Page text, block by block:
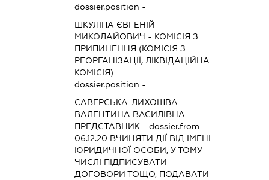
dossier.position -
ШКУЛІПА ЄВГЕНІЙ
МИКОЛАЙОВИЧ - КОМІСІЯ З
ПРИПИНЕННЯ (КОМІСІЯ З
РЕОРГАНІЗАЦІЇ, ЛІКВІДАЦІЙНА
КОМІСІЯ)
dossier.position -
САВЕРСЬКА-ЛИХОШВА
ВАЛЕНТИНА ВАСИЛІВНА -
ПРЕДСТАВНИК - dossier.from
06.12.20 ВЧИНЯТИ ДІЇ ВІД ІМЕНІ
ЮРИДИЧНОЇ ОСОБИ, У ТОМУ
ЧИСЛІ ПІДПИСУВАТИ
ДОГОВОРИ ТОЩО, ПОДАВАТИ